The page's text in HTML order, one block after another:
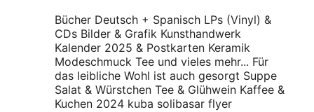
Bücher Deutsch + Spanisch LPs (Vinyl) &
CDs Bilder & Grafik Kunsthandwerk
Kalender 2025 & Postkarten Keramik
Modeschmuck Tee und vieles mehr... Für
das leibliche Wohl ist auch gesorgt Suppe
Salat & Würstchen Tee & Glühwein Kaffee &
Kuchen 2024 kuba solibasar flyer